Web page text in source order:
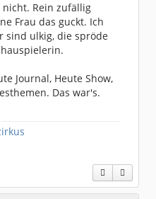
nicht. Rein zufällig
Frau das guckt. Ich
sind ulkig, die spröde
Journal, Heute Show,
Das war's.